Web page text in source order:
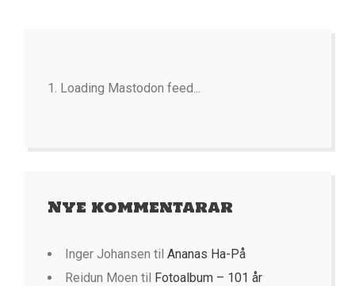
Loading Mastodon feed...
Nye kommentarar
Inger Johansen til Ananas Ha-På
Reidun Moen til Fotoalbum – 101 år